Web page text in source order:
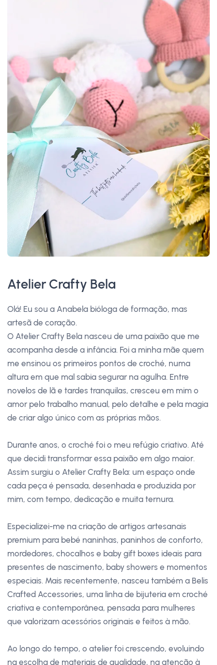
Atelier Crafty Bela
Olá! Eu sou a Anabela bióloga de formação, mas
artesã de coração.
O Atelier Crafty Bela nasceu de uma paixão que me
acompanha desde a infância. Foi a minha mãe quem
me ensinou os primeiros pontos de croché, numa
altura em que mal sabia segurar na agulha. Entre
novelos de lã e tardes tranquilas, cresceu em mim o
amor pelo trabalho manual, pelo detalhe e pela magia
de criar algo único com as próprias mãos.
Durante anos, o croché foi o meu refúgio criativo. Até
que decidi transformar essa paixão em algo maior.
Assim surgiu o Atelier Crafty Bela: um espaço onde
cada peça é pensada, desenhada e produzida por
mim, com tempo, dedicação e muita ternura.
Especializei-me na criação de artigos artesanais
premium para bebé naninhas, paninhos de conforto,
mordedores, chocalhos e baby gift boxes ideais para
presentes de nascimento, baby showers e momentos
especiais. Mais recentemente, nasceu também a Belis
Crafted Accessories, uma linha de bijuteria em croché
criativa e contemporânea, pensada para mulheres
que valorizam acessórios originais e feitos à mão.
Ao longo do tempo, o atelier foi crescendo, evoluindo
na escolha de materiais de qualidade, na atenção à